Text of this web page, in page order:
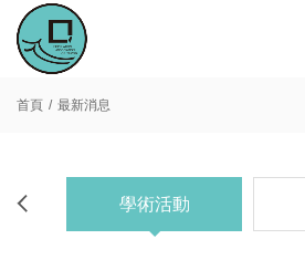
首頁 最新消息
學術活動